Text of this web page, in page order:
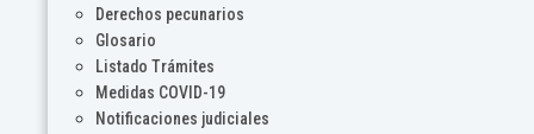
Derechos pecunarios
Glosario
Listado Trámites
Medidas COVID-19
Notificaciones judiciales